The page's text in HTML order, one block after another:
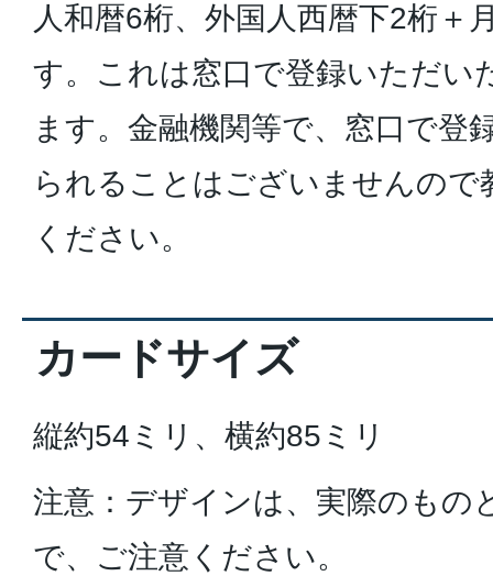
人和暦6桁、外国人西暦下2桁＋
す。これは窓口で登録いただい
ます。金融機関等で、窓口で登
られることはございませんので
ください。
カードサイズ
縦約54ミリ、横約85ミリ
注意：デザインは、実際のもの
で、ご注意ください。